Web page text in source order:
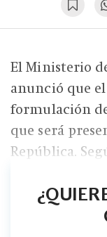
El Ministerio
anunció que
formulación
que será
República.